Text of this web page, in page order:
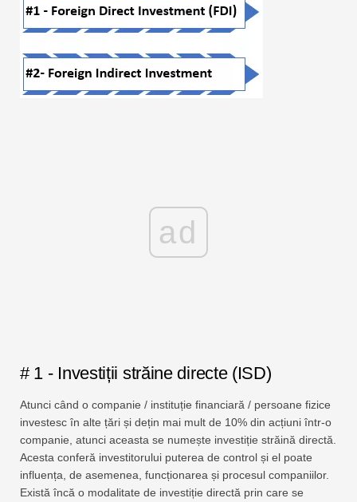
ad
# 1 - Investiții străine directe (ISD)
Atunci când o companie / instituție financiară / persoane fizice
investesc în alte țări și dețin mai mult de 10% din acțiuni într-o
companie, atunci aceasta se numește investiție străină directă.
Acesta conferă investitorului puterea de control și el poate
influența, de asemenea, funcționarea și procesul companiilor.
Există încă o modalitate de investiție directă prin care se